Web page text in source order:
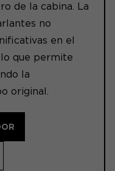
de la cabina. La
no
en el
que permite
la
original.